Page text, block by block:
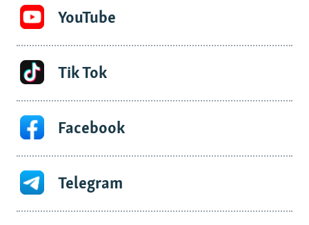
YouTube
Tik Tok
Facebook
Telegram